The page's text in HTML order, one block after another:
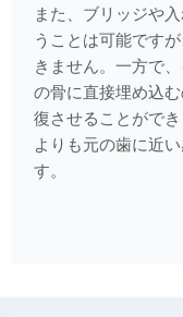
2025.04.21
マウスピース矯正（
2025.04.07
痛みに対する対処
また、ブリッジや
うことは可能です
きません。一方で
の骨に直接埋め込
復させることがで
よりも元の歯に近
す。